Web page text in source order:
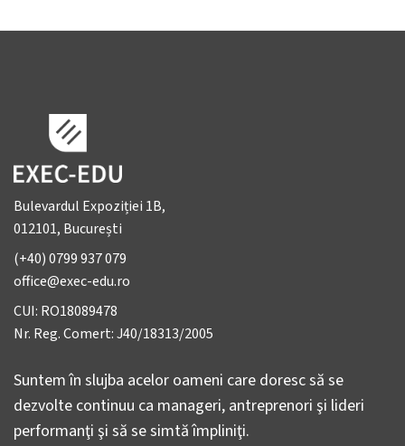
Bulevardul Expoziției 1B,
012101, București
(+40) 0799 937 079
office@exec-edu.ro
CUI: RO18089478
Nr. Reg. Comert: J40/18313/2005
Suntem în slujba acelor oameni care doresc să se
dezvolte continuu ca manageri, antreprenori şi lideri
performanţi şi să se simtă împliniţi.